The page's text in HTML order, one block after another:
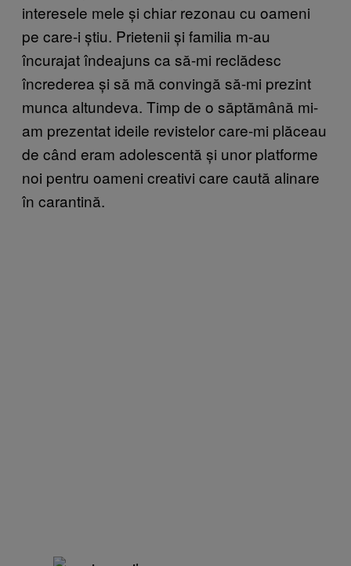
interesele mele și chiar rezonau cu oameni
pe care-i știu. Prietenii și familia m-au
încurajat îndeajuns ca să-mi reclădesc
încrederea și să mă convingă să-mi prezint
munca altundeva. Timp de o săptămână mi-
am prezentat ideile revistelor care-mi plăceau
de când eram adolescentă și unor platforme
noi pentru oameni creativi care caută alinare
în carantină.